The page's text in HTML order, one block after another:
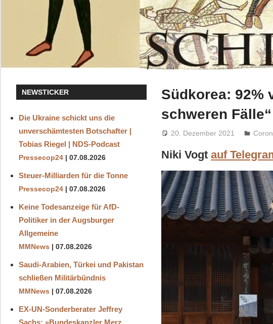
Südkorea: 92%
schweren
20. Dezember 2021 Niki
Niki Vogtauf
NEWSTICKER
Die Ukraine schickt uns die
unverschämtesten Botschafter |
Tobias Riegel | NDS-Podcast
Pressecop24 07.08.2026
Steuer-Milliarden für die Tonne
Pressecop24 07.08.2026
Keine Todesanzeige für AfD-
Politiker in der Augsburger
Allgemeine
MMNews 07.08.2026
Saudi-Arabien, Türkei und Pakistan
schließen Militärbündnis
MMNews 07.08.2026
EX-UN-Sonderberater Jeffrey
Sachs: »Bundeskanzler Merz,